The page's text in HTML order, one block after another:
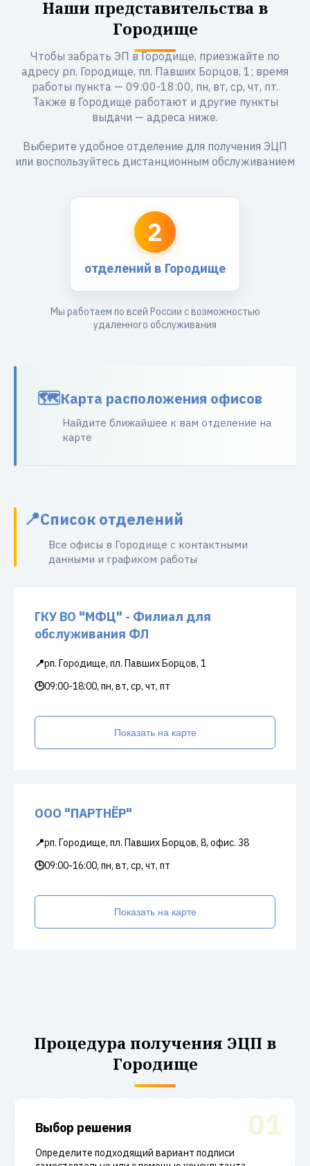
Наши представительства в
Городище
Чтобы забрать ЭП в Городище, приезжайте по
адресу рп. Городище, пл. Павших Борцов, 1; время
работы пункта — 09:00-18:00, пн, вт, ср, чт, пт.
Также в Городище работают и другие пункты
выдачи — адреса ниже.
Выберите удобное отделение для получения ЭЦП
или воспользуйтесь дистанционным обслуживанием
2
отделений в Городище
Мы работаем по всей России с возможностью
удаленного обслуживания
Карта расположения офисов
Найдите ближайшее к вам отделение на
карте
Список отделений
Все офисы в Городище с контактными
данными и графиком работы
ГКУ ВО "МФЦ" - Филиал для
обслуживания ФЛ
📍рп. Городище, пл. Павших Борцов, 1
🕒09:00-18:00, пн, вт, ср, чт, пт
Показать на карте
ООО "ПАРТНЁР"
📍рп. Городище, пл. Павших Борцов, 8, офис. 38
🕒09:00-16:00, пн, вт, ср, чт, пт
Показать на карте
Процедура получения ЭЦП в
Городище
01
Выбор решения
Определите подходящий вариант подписи